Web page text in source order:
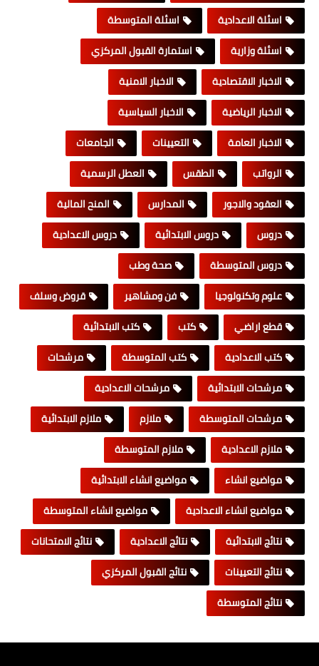
اسئلة الاعدادية
اسئلة المتوسطة
اسئلة وزارية
استمارة القبول المركزي
الاخبار الاقتصادية
الاخبار الامنية
الاخبار الرياضية
الاخبار السياسية
الاخبار العامة
التعيينات
الجامعات
الرواتب
الطقس
العطل الرسمية
العقود والاجور
المدارس
المنح المالية
دروس
دروس الابتدائية
دروس الاعدادية
دروس المتوسطة
صحة وطب
علوم وتكنولوجيا
فن ومشاهير
قروض وسلف
قطع اراضي
كتب
كتب الابتدائية
كتب الاعدادية
كتب المتوسطة
مرشحات
مرشحات الابتدائية
مرشحات الاعدادية
مرشحات المتوسطة
ملازم
ملازم الابتدائية
ملازم الاعدادية
ملازم المتوسطة
مواضيع انشاء
مواضيع انشاء الابتدائية
مواضيع انشاء الاعدادية
مواضيع انشاء المتوسطة
نتائج الابتدائية
نتائج الاعدادية
نتائج الامتحانات
نتائج التعيينات
نتائج القبول المركزي
نتائج المتوسطة